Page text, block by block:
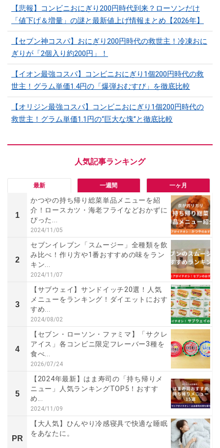
【悲報】コンビニおにぎり200円時代到来？ローソンだけ
「値下げ＆増量」の謎と最新値上げ情報まとめ【2026年】
【セブン神コスパ】おにぎり200円時代の救世主！冷凍おに
ぎりが「2個入り約200円」！
【イオン最強コスパ】コンビニおにぎり1個200円時代の救
世主！グラム単価1.4円の「爆弾おむすび」を徹底比較
【オリジン最強コスパ】コンビニおにぎり1個200円時代の
救世主！グラム単価1.1円の“巨大な塊”と徹底比較
最新 一週間 一ヶ月
1
かつやの持ち帰り総菜単品メニューを紹
介！ロースカツ・海老フライなどおかずに
ぴった...
2024/11/05
2
セブンイレブン「スムージー」全種類を飲
み比べ！作り方や1番おすすめの味をラン
キン...
2024/11/07
3
【サブウェイ】サンドイッチ20選！人気
メニューをランキング！ダイエットにおす
すめ...
2024/08/02
4
【セブン・ローソン・ファミマ】「サクレ
アイス」各コンビニ限定フレーバー3種を
食べ...
2026/07/24
5
【2024年最新】はま寿司の「持ち帰りメ
ニュー」人気ランキングTOP5！おすす
め...
2024/11/09
PR
【大人気】ひんやり冷感寝具で快適な睡眠
をあなたに。